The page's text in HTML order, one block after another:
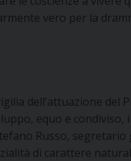
vero per la
dell’attuazione del
equo e
Russo,
di carattere